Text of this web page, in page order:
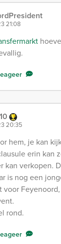
21:08
20:35
hem, je kan
erin kan
kan verkopen.
is nog een
voor
rond.